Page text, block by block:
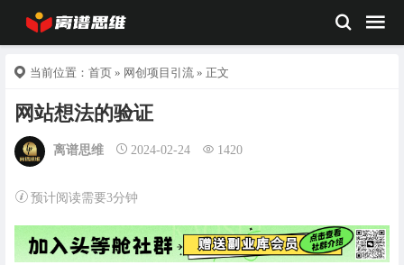
当前位置： 首页 » 网创项目引流 » 正文
网站想法的验证
离谱思维 2024-02-24 1420
预计阅读需要3分钟